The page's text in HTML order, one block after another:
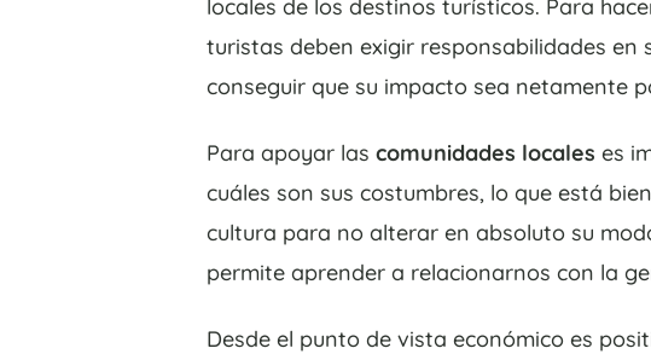
locales de los destinos turísticos. Para
turistas deben exigir responsabilidades en
conseguir que su impacto sea netamente
Para apoyar lascomunidades locales es
cuáles son sus costumbres, lo que está
cultura para no alterar en absoluto su
permite aprender a relacionarnos con la
Desde el punto de vista económico es